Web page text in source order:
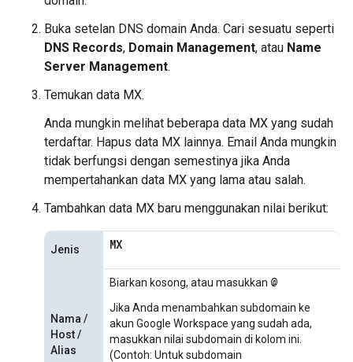
Buka setelan DNS domain Anda. Cari sesuatu seperti
DNS Records, Domain Management, atau Name
Server Management.
Temukan data MX.
Anda mungkin melihat beberapa data MX yang sudah
terdaftar. Hapus data MX lainnya. Email Anda mungkin
tidak berfungsi dengan semestinya jika Anda
mempertahankan data MX yang lama atau salah.
Tambahkan data MX baru menggunakan nilai berikut:
Jenis MX
Nama /
Host /
Alias
Biarkan kosong, atau masukkan @
Jika Anda menambahkan subdomain ke
akun Google Workspace yang sudah ada,
masukkan nilai subdomain di kolom ini.
(Contoh: Untuk subdomain